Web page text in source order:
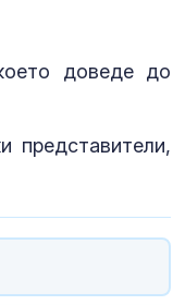
доведе до
представители,
Първа лига
Украйна търси